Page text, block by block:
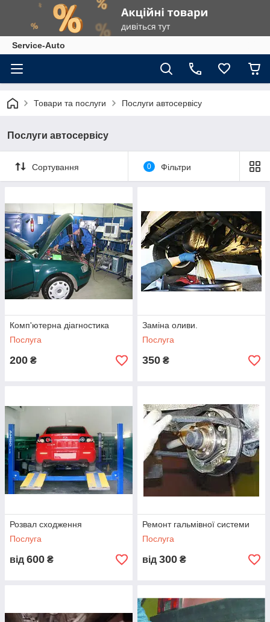
Service-Auto
Товари та послуги Послуги автосервісу
Послуги автосервісу
Сортування 0 Фільтри
Комп'ютерна діагностика
Послуга
200 ₴
Заміна оливи.
Послуга
350 ₴
Розвал сходження
Послуга
від 600 ₴
Ремонт гальмівної системи
Послуга
від 300 ₴